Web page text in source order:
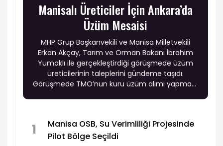
Manisalı Üreticiler İçin Ankara’da
Üzüm Mesaisi
MHP Grup Başkanvekili ve Manisa Milletvekili
Erkan Akçay, Tarım ve Orman Bakanı İbrahim
Yumaklı ile gerçekleştirdiği görüşmede üzüm
üreticilerinin taleplerini gündeme taşıdı.
Görüşmede TMO’nun kuru üzüm alımı yapması,
şekilde denetlenmesi konuları ele alındı.
1
Manisa OSB, Su Verimliliği Projesinde
Pilot Bölge Seçildi